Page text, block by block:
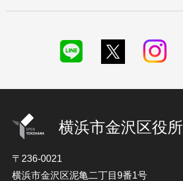
横浜市金沢区役所
〒236-0021
横浜市金沢区泥亀二丁目9番1号